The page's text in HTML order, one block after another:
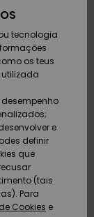
tecnologia
os teus
utilizada
e
definir
que
(tais
Para
Cookies e